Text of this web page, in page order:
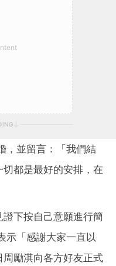
，並留言：「我們結
都是最好的安排，在
下按自己意願進行簡
示「感謝大家一直以
勵淇向各方好友正式